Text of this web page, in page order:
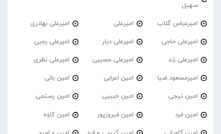
سهیل
امیرعباس گلاب امیرعلی امیرعلی بهادری
امیرعلی حاجی امیرعلی دیار امیرعلی رجبی
امیرعلی زند امیرعلی مصیبی امیرعلی نظری
امیرمسعود ضیا امین اعرابی امین بانی
امین تیجی امین حبیبی امین رستمی
امین فرد امین فیروزپور امین کاوه